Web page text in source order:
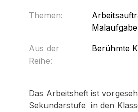
Themen:
Aus der
Reihe:
Berühmte
Das Arbeitsheft ist
Sekundarstufe in den